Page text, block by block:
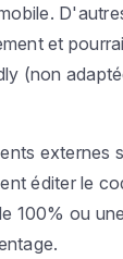
et
(non
externes
éditer le
100% ou